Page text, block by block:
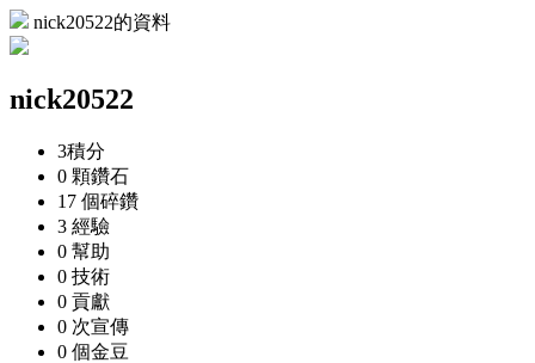
nick20522的資料
nick20522
3積分
0 顆鑽石
17 個碎鑽
3 經驗
0 幫助
0 技術
0 貢獻
0 次宣傳
0 個金豆